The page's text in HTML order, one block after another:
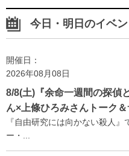
今日・明日のイベン
開催日：
2026年08月08日
8/8(土)『余命一週間の探
ん×上條ひろみさんトーク
『自由研究には向かない殺人
ー・...